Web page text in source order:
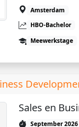
Amsterdam
HBO-Bachelor
Meewerkstage
Sales en
September 2026